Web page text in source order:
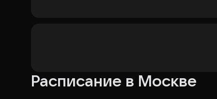
Расписание в Москве